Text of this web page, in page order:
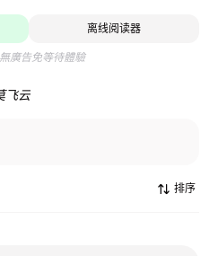
离线阅读器
廣告免等待體驗
飞云
排序